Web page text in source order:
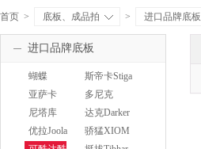
首页 > 底板、成品拍 > 进口品牌底板
进口品牌底板
蝴蝶
Butterfly
斯帝卡Stiga
亚萨卡
Yasaka
多尼克
Donic
尼塔库
Nittaku
达克Darker
优拉Joola
骄猛XIOM